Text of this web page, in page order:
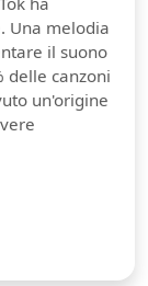
Una melodia
il suono
delle canzoni
un'origine